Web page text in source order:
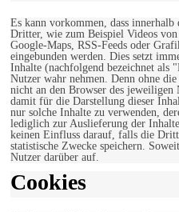
Es kann vorkommen, dass innerhalb
Dritter, wie zum Beispiel Videos
Google-Maps, RSS-Feeds oder
eingebunden werden. Dies setzt
Inhalte (nachfolgend bezeichnet
Nutzer wahr nehmen. Denn ohne
nicht an den Browser des jeweiligen
damit für die Darstellung dieser
nur solche Inhalte zu verwenden,
lediglich zur Auslieferung der
keinen Einfluss darauf, falls die
statistische Zwecke speichern.
Nutzer darüber auf.
Cookies